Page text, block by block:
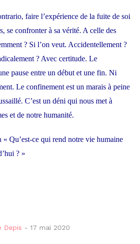
faire l’expérience de la fuite de soi
se confronter à sa vérité. A celle des
? Si l’on veut. Accidentellement ?
? Avec certitude. Le
pause entre un début et une fin. Ni
Le confinement est un marais à peine
C’est un déni qui nous met à
et de notre humanité.
Qu’est-ce qui rend notre vie humaine
? »
Depis - 17 mai 2020